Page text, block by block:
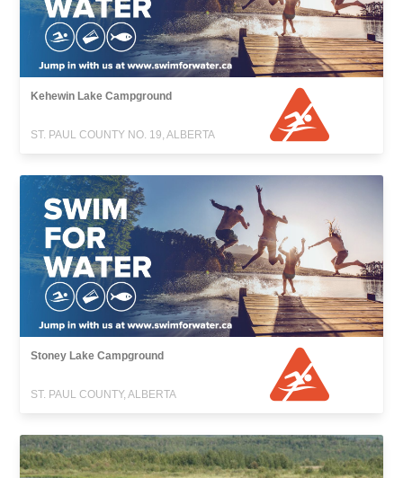
Kehewin Lake Campground
ST. PAUL COUNTY NO. 19, ALBERTA
Stoney Lake Campground
ST. PAUL COUNTY, ALBERTA